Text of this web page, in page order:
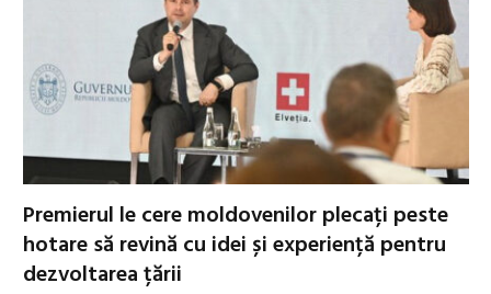
Premierul le cere moldovenilor plecați peste
hotare să revină cu idei și experiență pentru
dezvoltarea țării